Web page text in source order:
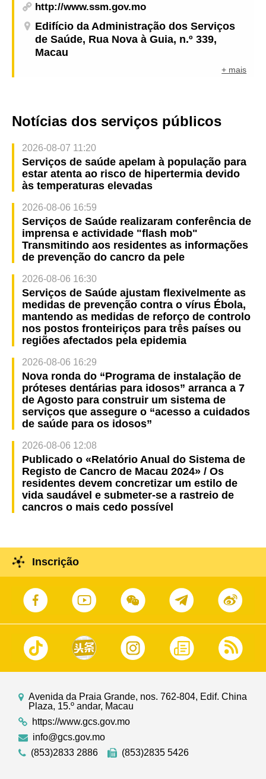
http://www.ssm.gov.mo
Edifício da Administração dos Serviços
de Saúde, Rua Nova à Guia, n.º 339,
Macau
+ mais
Notícias dos serviços públicos
2026-08-07 11:20
Serviços de saúde apelam à população para
estar atenta ao risco de hipertermia devido
às temperaturas elevadas
2026-08-06 16:59
Serviços de Saúde realizaram conferência de
imprensa e actividade "flash mob"
Transmitindo aos residentes as informações
de prevenção do cancro da pele
2026-08-06 16:30
Serviços de Saúde ajustam flexivelmente as
medidas de prevenção contra o vírus Ébola,
mantendo as medidas de reforço de controlo
nos postos fronteiriços para três países ou
regiões afectados pela epidemia
2026-08-06 16:29
Nova ronda do “Programa de instalação de
próteses dentárias para idosos” arranca a 7
de Agosto para construir um sistema de
serviços que assegure o “acesso a cuidados
de saúde para os idosos”
2026-08-06 12:08
Publicado o «Relatório Anual do Sistema de
Registo de Cancro de Macau 2024» / Os
residentes devem concretizar um estilo de
vida saudável e submeter-se a rastreio de
cancros o mais cedo possível
Inscrição
Avenida da Praia Grande, nos. 762-804, Edif. China
Plaza, 15.º andar, Macau
https://www.gcs.gov.mo
info@gcs.gov.mo
(853)2833 2886
(853)2835 5426